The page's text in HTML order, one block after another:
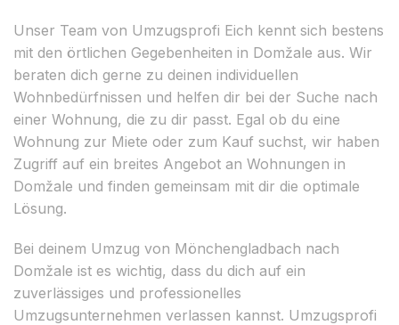
Unser Team von Umzugsprofi Eich kennt sich bestens
mit den örtlichen Gegebenheiten in Domžale aus. Wir
beraten dich gerne zu deinen individuellen
Wohnbedürfnissen und helfen dir bei der Suche nach
einer Wohnung, die zu dir passt. Egal ob du eine
Wohnung zur Miete oder zum Kauf suchst, wir haben
Zugriff auf ein breites Angebot an Wohnungen in
Domžale und finden gemeinsam mit dir die optimale
Lösung.
Bei deinem Umzug von Mönchengladbach nach
Domžale ist es wichtig, dass du dich auf ein
zuverlässiges und professionelles
Umzugsunternehmen verlassen kannst. Umzugsprofi